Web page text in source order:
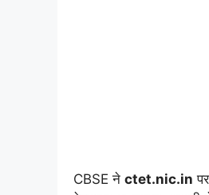
CBSE ने ctet.nic.in